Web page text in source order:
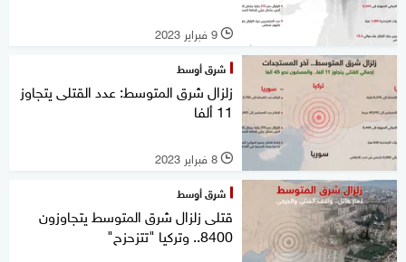
l 9 فبراير 2023
شرق أوسط
زلزال شرق المتوسط: عدد القتلى يتجاوز
11 ألفا
l 8 فبراير 2023
شرق أوسط
قتلى زلزال شرق المتوسط يتجاوزون
8400.. وتركيا "تتزحزح"